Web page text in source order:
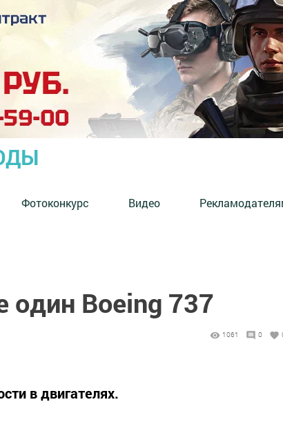
Фотоконкурс Видео
один Boeing 737
1061 0
в двигателях.